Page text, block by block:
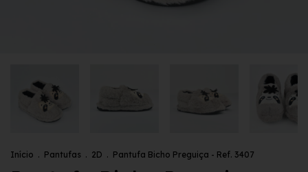
Início . Pantufas . 2D . Pantufa Bicho Preguiça - Ref. 3407